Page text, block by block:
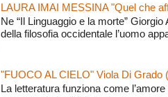
LAURA IMAI MESSINA "Quel che
Ne “Il Linguaggio e la morte”
della filosofia occidentale l’uomo
"FUOCO AL CIELO" Viola Di Grado
La letteratura funziona come